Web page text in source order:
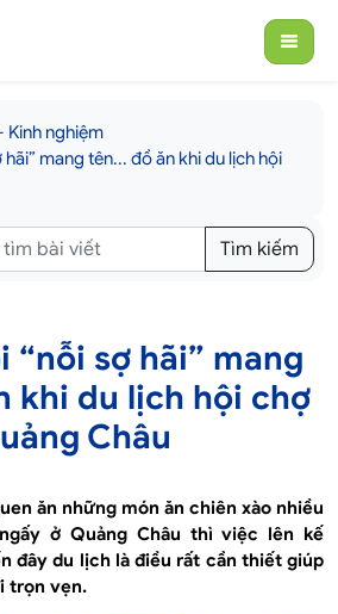
Kinh nghiệm
mang tên... đồ ăn khi du lịch hội
Tìm kiếm
“nỗi sợ hãi” mang
khi du lịch hội chợ
Châu
ăn những món ăn chiên xào nhiều
ở Quảng Châu thì việc lên kế
đây du lịch là điều rất cần thiết giúp
trọn vẹn.